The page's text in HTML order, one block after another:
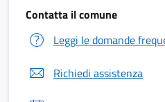
Contatta il comune
Leggi le domande
Richiedi assistenza